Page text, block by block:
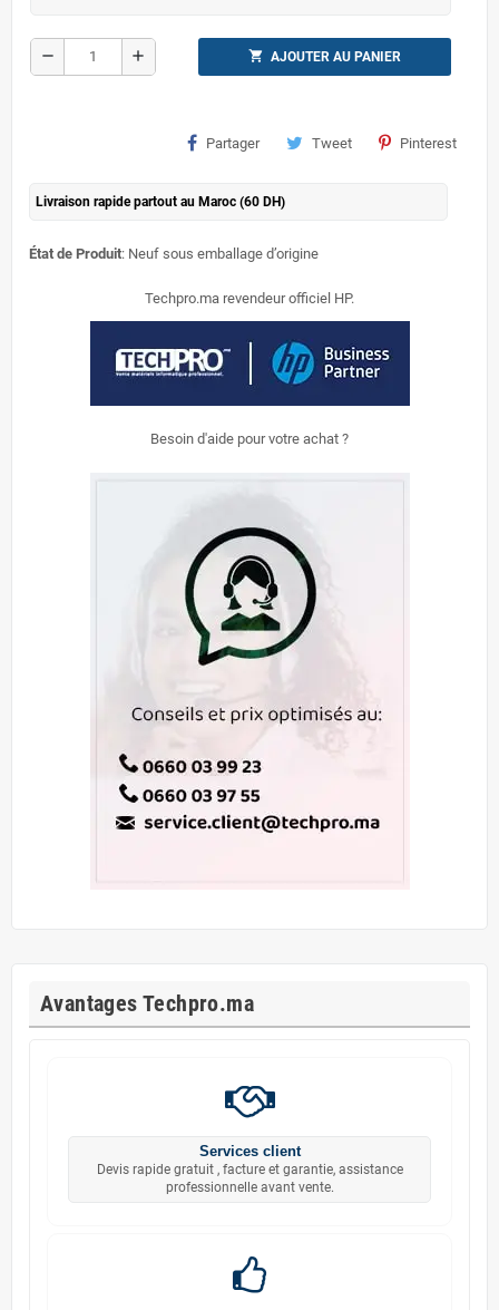
remove add shopping_cart AJOUTER AU PANIER
Partager Tweet Pinterest
Livraison rapide partout au Maroc (60 DH)
État de Produit: Neuf sous emballage d’origine
Techpro.ma revendeur officiel HP.
Besoin d'aide pour votre achat ?
Avantages Techpro.ma
Services client
Devis rapide gratuit , facture et garantie, assistance
professionnelle avant vente.